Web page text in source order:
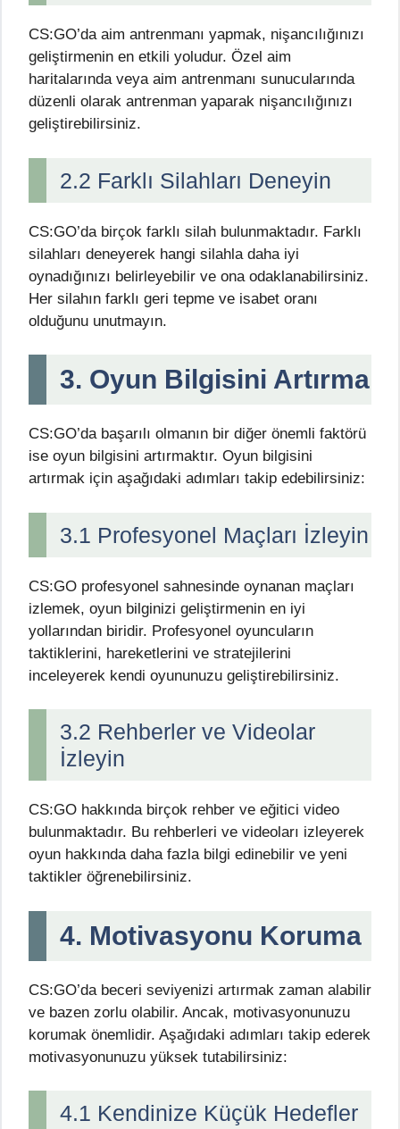
CS:GO’da aim antrenmanı yapmak, nişancılığınızı
geliştirmenin en etkili yoludur. Özel aim
haritalarında veya aim antrenmanı sunucularında
düzenli olarak antrenman yaparak nişancılığınızı
geliştirebilirsiniz.
2.2 Farklı Silahları Deneyin
CS:GO’da birçok farklı silah bulunmaktadır. Farklı
silahları deneyerek hangi silahla daha iyi
oynadığınızı belirleyebilir ve ona odaklanabilirsiniz.
Her silahın farklı geri tepme ve isabet oranı
olduğunu unutmayın.
3. Oyun Bilgisini Artırma
CS:GO’da başarılı olmanın bir diğer önemli faktörü
ise oyun bilgisini artırmaktır. Oyun bilgisini
artırmak için aşağıdaki adımları takip edebilirsiniz:
3.1 Profesyonel Maçları İzleyin
CS:GO profesyonel sahnesinde oynanan maçları
izlemek, oyun bilginizi geliştirmenin en iyi
yollarından biridir. Profesyonel oyuncuların
taktiklerini, hareketlerini ve stratejilerini
inceleyerek kendi oyununuzu geliştirebilirsiniz.
3.2 Rehberler ve Videolar
İzleyin
CS:GO hakkında birçok rehber ve eğitici video
bulunmaktadır. Bu rehberleri ve videoları izleyerek
oyun hakkında daha fazla bilgi edinebilir ve yeni
taktikler öğrenebilirsiniz.
4. Motivasyonu Koruma
CS:GO’da beceri seviyenizi artırmak zaman alabilir
ve bazen zorlu olabilir. Ancak, motivasyonunuzu
korumak önemlidir. Aşağıdaki adımları takip ederek
motivasyonunuzu yüksek tutabilirsiniz:
4.1 Kendinize Küçük Hedefler